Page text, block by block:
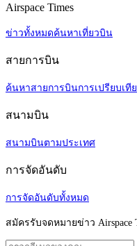
Airspace Times
ข่าวทั้งหมดค้นหาเที่ยวบิน
สายการบิน
ค้นหาสายการบินการเปรียบเ
สนามบิน
สนามบินตามประเทศ
การจัดอันดับ
การจัดอันดับทั้งหมด
สมัครรับจดหมายข่าว Airspace